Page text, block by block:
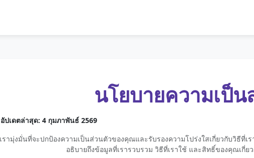
นโยบายความเป็
อัปเดตล่าสุด: 4 กุมภาพันธ์ 2569
เรามุ่งมั่นที่จะปกป้องความเป็นส่วนตัวของคุณและรับรองความโปร่งใสเกี่ยวกับวิธีที่
อธิบายถึงข้อมูลที่เรารวบรวม วิธีที่เราใช้ และสิทธิ์ของคุณเกี่